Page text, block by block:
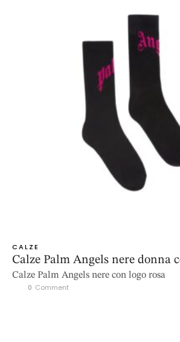
CALZE
Calze Palm Angels nere donna
Calze Palm Angels nere con logo rosa
0 Comment